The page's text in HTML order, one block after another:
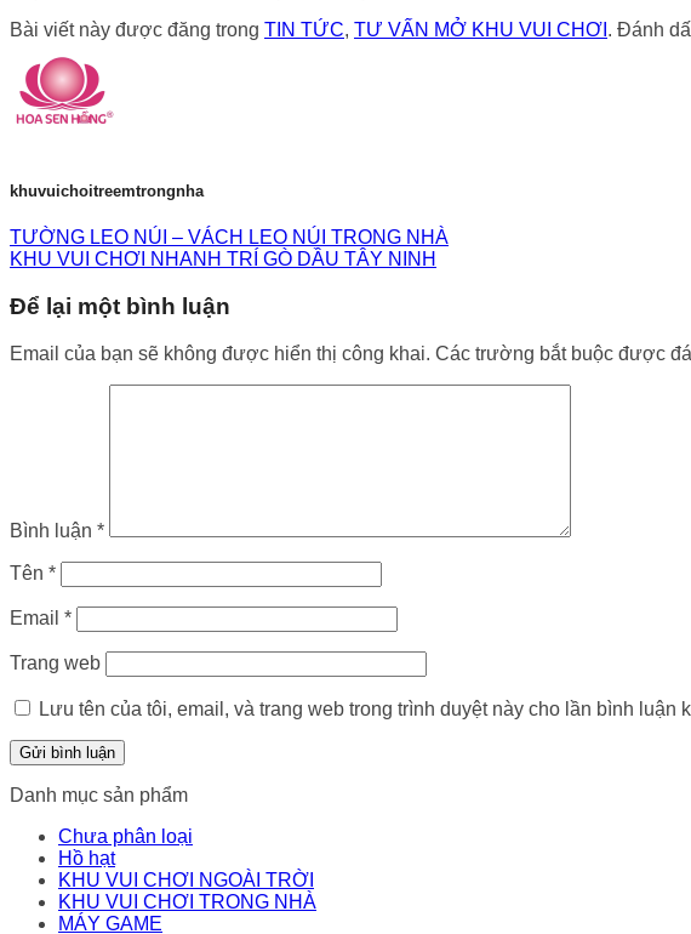
Bài viết này được đăng trong TIN TỨC, TƯ VẤN MỞ KHU VUI CHƠI . Đánh
khuvuichoitreemtrongnha
TƯỜNG LEO NÚI – VÁCH LEO NÚI TRONG NHÀ
KHU VUI CHƠI NHANH TRÍ GÒ DẦU TÂY NINH
Để lại một bình luận
Email của bạn sẽ không được hiển thị công khai. Các trường bắt buộc được
Bình luận *
Tên *
Email *
Trang web
Lưu tên của tôi, email, và trang web trong trình duyệt này cho lần bình luận
Danh mục sản phẩm
Chưa phân loại
Hồ hạt
KHU VUI CHƠI NGOÀI TRỜI
KHU VUI CHƠI TRONG NHÀ
MÁY GAME